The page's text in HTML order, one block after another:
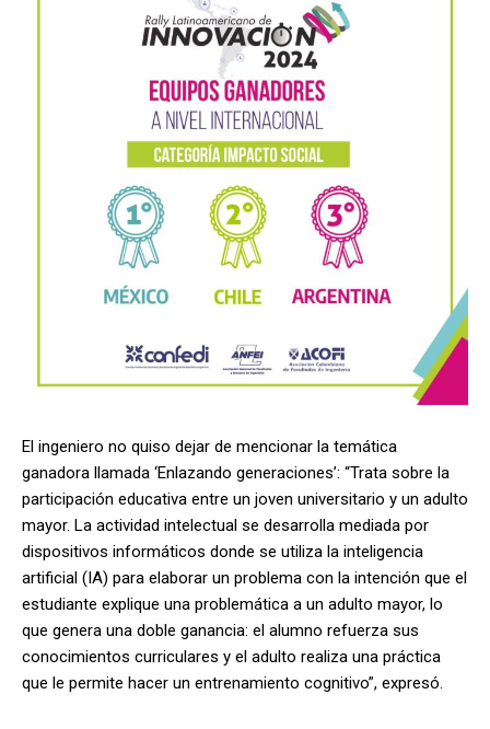
El ingeniero no quiso dejar de mencionar la temática
ganadora llamada ‘Enlazando generaciones’: “Trata sobre la
participación educativa entre un joven universitario y un adulto
mayor. La actividad intelectual se desarrolla mediada por
dispositivos informáticos donde se utiliza la inteligencia
artificial (IA) para elaborar un problema con la intención que el
estudiante explique una problemática a un adulto mayor, lo
que genera una doble ganancia: el alumno refuerza sus
conocimientos curriculares y el adulto realiza una práctica
que le permite hacer un entrenamiento cognitivo”, expresó.